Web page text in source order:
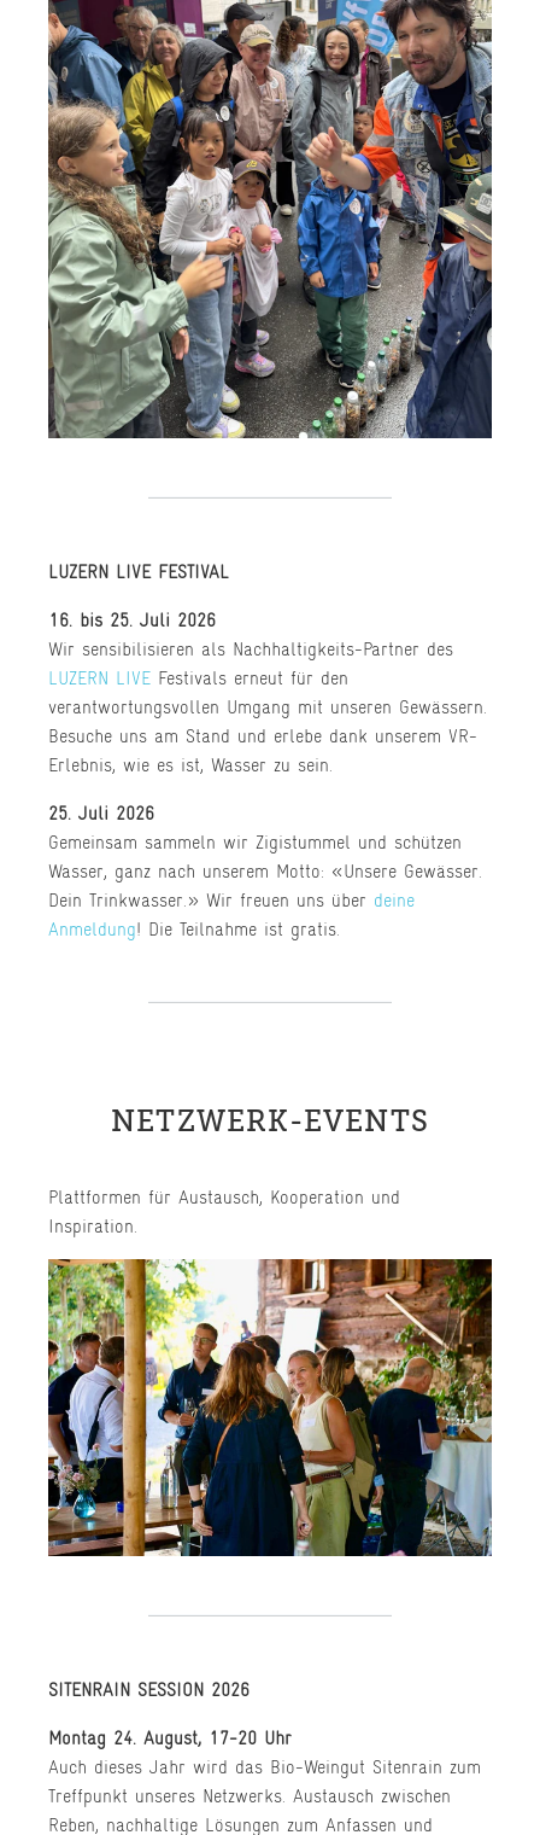
LUZERN LIVE FESTIVAL
16. bis 25. Juli 2026
Wir sensibilisieren als Nachhaltigkeits-Partner des
LUZERN LIVE Festivals erneut für den
verantwortungsvollen Umgang mit unseren Gewässern.
Besuche uns am Stand und erlebe dank unserem VR-
Erlebnis, wie es ist, Wasser zu sein.
25. Juli 2026
Gemeinsam sammeln wir Zigistummel und schützen
Wasser, ganz nach unserem Motto: «Unsere Gewässer.
Dein Trinkwasser.» Wir freuen uns über deine
Anmeldung! Die Teilnahme ist gratis.
NETZWERK-EVENTS
Plattformen für Austausch, Kooperation und
Inspiration.
SITENRAIN SESSION 2026
Montag 24. August, 17-20 Uhr
Auch dieses Jahr wird das Bio-Weingut Sitenrain zum
Treffpunkt unseres Netzwerks. Austausch zwischen
Reben, nachhaltige Lösungen zum Anfassen und